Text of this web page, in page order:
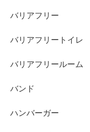
バリアフリー
バリアフリートイレ
バリアフリールーム
バンド
ハンバーガー